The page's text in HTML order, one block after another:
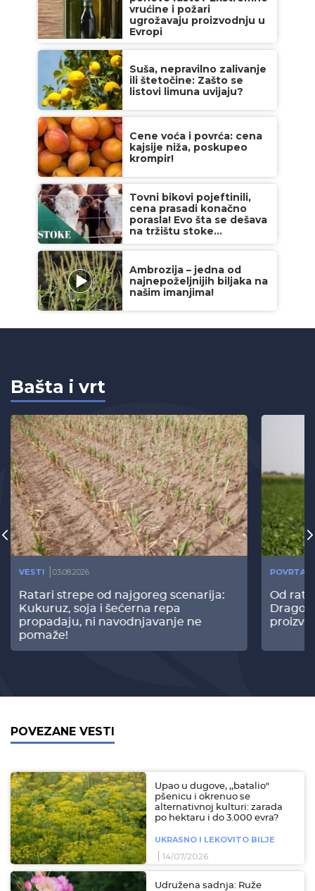
vrućine i požari
ugrožavaju proizvodnju u
Evropi
Suša, nepravilno zalivanje
ili štetočine: Zašto se
listovi limuna uvijaju?
Cene voća i povrća: cena
kajsije niža, poskupeo
krompir!
Tovni bikovi pojeftinili,
cena prasadi konačno
porasla! Evo šta se dešava
na tržištu stoke...
Ambrozija – jedna od
najnepoželjnijih biljaka na
našim imanjima!
Bašta i vrt
VESTI 03.08.2026
Ratari strepe od najgoreg scenarija:
Kukuruz, soja i šećerna repa
propadaju, ni navodnjavanje ne
pomaže!
Od
POVEZANE VESTI
Upao u dugove, ,,batalio"
pšenicu i okrenuo se
alternativnoj kulturi: zarada
po hektaru i do 3.000 evra?
UKRASNO I LEKOVITO BILJE
14/07/2026
Udružena sadnja: Ruže